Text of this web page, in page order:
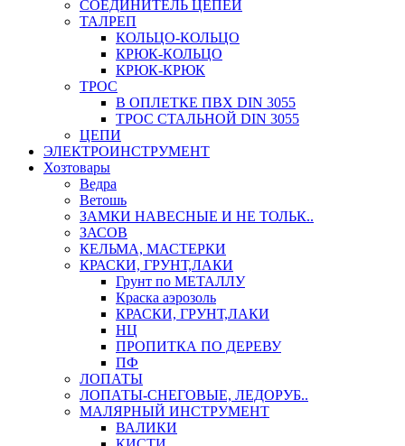
СОЕДИНИТЕЛЬ ЦЕПЕЙ
ТАЛРЕП
КОЛЬЦО-КОЛЬЦО
КРЮК-КОЛЬЦО
КРЮК-КРЮК
ТРОС
В ОПЛЕТКЕ ПВХ DIN 3055
ТРОС СТАЛЬНОЙ DIN 3055
ЦЕПИ
ЭЛЕКТРОИНСТРУМЕНТ
Хозтовары
Ведра
Ветошь
ЗАМКИ НАВЕСНЫЕ И НЕ ТОЛЬК..
ЗАСОВ
КЕЛЬМА, МАСТЕРКИ
КРАСКИ, ГРУНТ,ЛАКИ
Грунт по МЕТАЛЛУ
Краска аэрозоль
КРАСКИ, ГРУНТ,ЛАКИ
НЦ
ПРОПИТКА ПО ДЕРЕВУ
ПФ
ЛОПАТЫ
ЛОПАТЫ-СНЕГОВЫЕ, ЛЕДОРУБ..
МАЛЯРНЫЙ ИНСТРУМЕНТ
ВАЛИКИ